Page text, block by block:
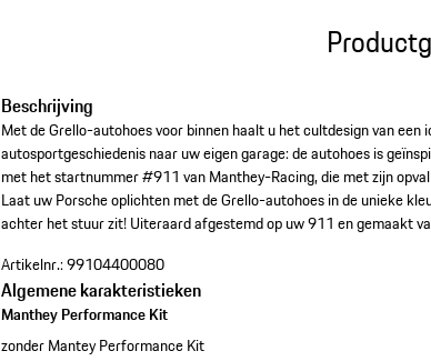
Beschrijving
Met de Grello-autohoes voor binnen haalt u het cultdesign van
autosportgeschiedenis naar uw eigen garage: de autohoes is
met het startnummer #911 van Manthey-Racing, die met zijn
Laat uw Porsche oplichten met de Grello-autohoes in de unieke
achter het stuur zit! Uiteraard afgestemd op uw 911 en gemaakt
Artikelnr.:99104400080
Algemene karakteristieken
Manthey Performance Kit
zonder Mantey Performance Kit